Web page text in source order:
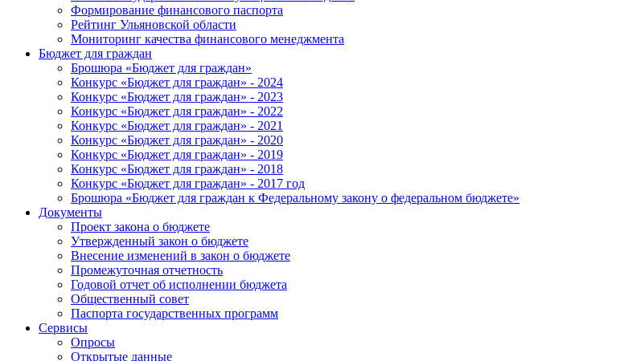
Формирование финансового паспорта
Рейтинг Ульяновской области
Мониторинг качества финансового менеджмента
Бюджет для граждан
Брошюра «Бюджет для граждан»
Конкурс «Бюджет для граждан» - 2024
Конкурс «Бюджет для граждан» - 2023
Конкурс «Бюджет для граждан» - 2022
Конкурс «Бюджет для граждан» - 2021
Конкурс «Бюджет для граждан» - 2020
Конкурс «Бюджет для граждан» - 2019
Конкурс «Бюджет для граждан» - 2018
Конкурс «Бюджет для граждан» - 2017 год
Брошюра «Бюджет для граждан к Федеральному закону о федеральном бюджете»
Документы
Проект закона о бюджете
Утвержденный закон о бюджете
Внесение изменений в закон о бюджете
Промежуточная отчетность
Годовой отчет об исполнении бюджета
Общественный совет
Паспорта государственных программ
Сервисы
Опросы
Открытые данные